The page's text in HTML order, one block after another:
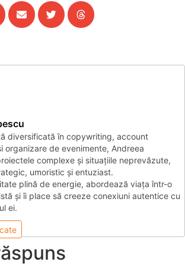
diversificată în copywriting, account
organizare de evenimente, Andreea
complexe și situațiile neprevăzute,
umoristic și entuziast.
plină de energie, abordează viața într-o
și îi place să creeze conexiuni autentice cu
ei.